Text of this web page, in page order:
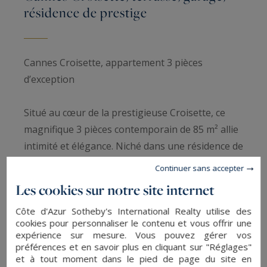
résidence de prestige
Cannes Croisette, appartement 3 pièces
d’exception
Situé au cœur de la prestigieuse Croisette, ce
magnifique 3 pièces contemporain de 85 m² allie
intimité et élégance. Niché dans une résidence de
standing sécurisée, il bénéficie d’un cadre calme
mythiques, des boutiques de luxe et des
restaurants renommés de Cannes.
Le séjour lumineux s’ouvre sur une terrasse
exposée plein sud, offrant un véritable espace de
Les cookies sur notre site internet
Côte d'Azur Sotheby's International Realty utilise des
cookies pour personnaliser le contenu et vous offrir une
expérience sur mesure. Vous pouvez gérer vos
préférences et en savoir plus en cliquant sur "Réglages"
et à tout moment dans le pied de page du site en
Continuer sans accepter